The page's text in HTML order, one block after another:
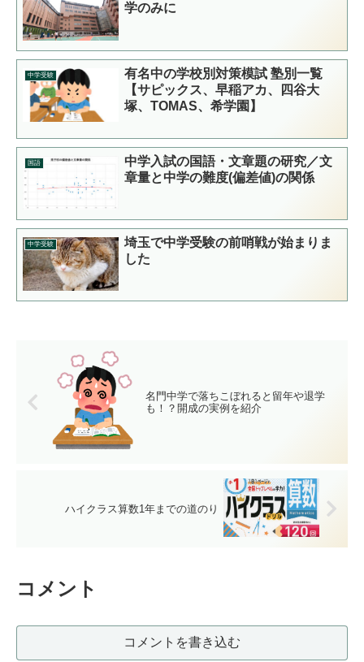
学のみに
中学受験
有名中の学校別対策模試 塾別一覧
【サピックス、早稲アカ、四谷大
塚、TOMAS、希学園】
国語
中学入試の国語・文章題の研究／文
章量と中学の難度(偏差値)の関係
中学受験
埼玉で中学受験の前哨戦が始まりま
した
名門中学で落ちこぼれると留年や退学
も！？開成の実例を紹介
ハイクラス算数1年までの道のり
コメント
コメントを書き込む